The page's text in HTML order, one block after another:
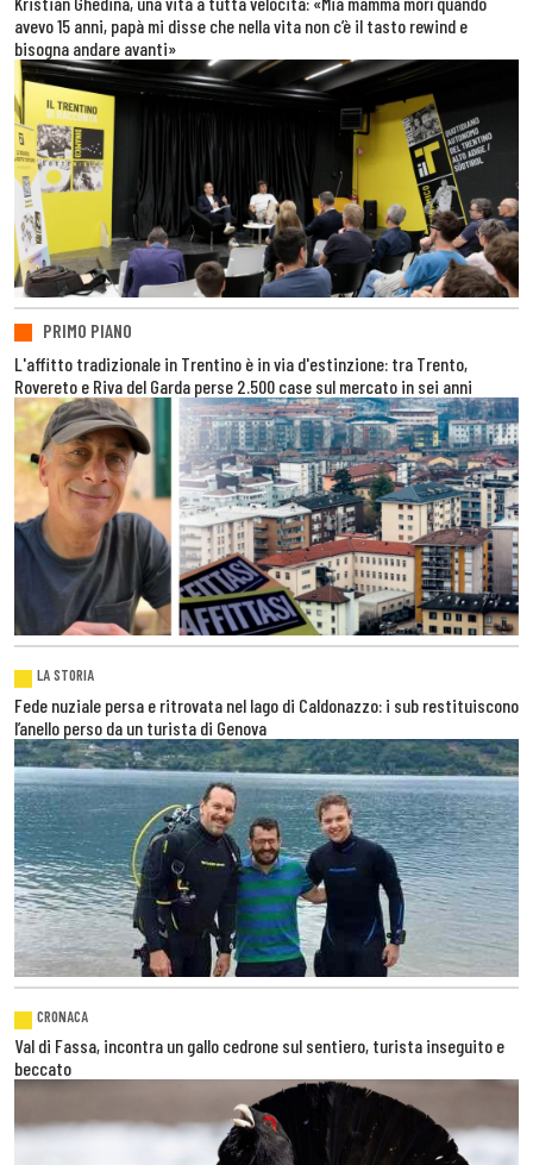
avevo 15 anni, papà mi disse che nella vita non c’è il tasto rewind e
bisogna andare avanti»
PRIMO PIANO
L'affitto tradizionale in Trentino è in via d'estinzione: tra Trento,
Rovereto e Riva del Garda perse 2.500 case sul mercato in sei anni
LA STORIA
Fede nuziale persa e ritrovata nel lago di Caldonazzo: i sub restituiscono
l’anello perso da un turista di Genova
CRONACA
Val di Fassa, incontra un gallo cedrone sul sentiero, turista inseguito e
beccato